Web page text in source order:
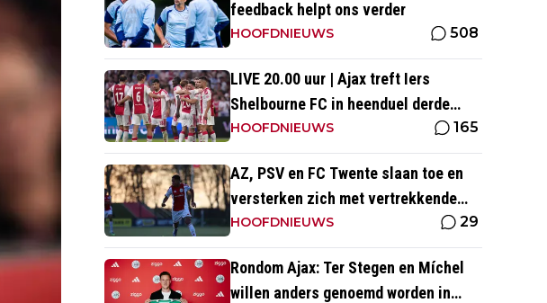
feedback helpt ons verder
HOOFDNIEUWS 508
LIVE 20.00 uur | Ajax treft Iers
Shelbourne FC in heenduel derde
voorronde Conference League
HOOFDNIEUWS 165
AZ, PSV en FC Twente slaan toe en
versterken zich met vertrekkende
Ajax-talenten
HOOFDNIEUWS 29
Rondom Ajax: Ter Stegen en Míchel
willen anders genoemd worden in